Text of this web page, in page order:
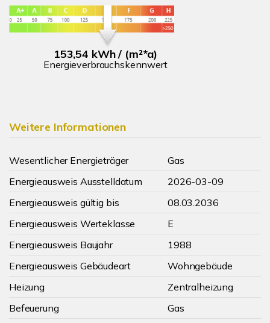
153,54 kWh / (m²*a)
Energieverbrauchskennwert
Weitere Informationen
Wesentlicher Energieträger
Gas
Energieausweis Ausstelldatum
2026-03-09
Energieausweis gültig bis
08.03.2036
Energieausweis Werteklasse
E
Energieausweis Baujahr
1988
Energieausweis Gebäudeart
Wohngebäude
Heizung
Zentralheizung
Befeuerung
Gas